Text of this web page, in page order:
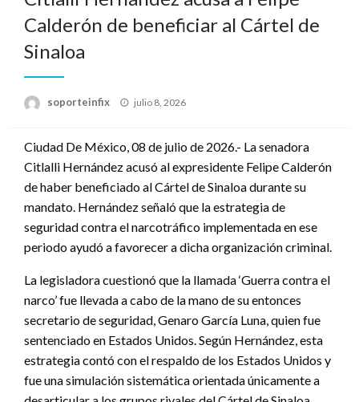
Calderón de beneficiar al Cártel de
Sinaloa
soporteinfix
Publicado
julio 8, 2026
Ciudad De México, 08 de julio de 2026.- La senadora
Citlalli Hernández acusó al expresidente Felipe Calderón
de haber beneficiado al Cártel de Sinaloa durante su
mandato. Hernández señaló que la estrategia de
seguridad contra el narcotráfico implementada en ese
periodo ayudó a favorecer a dicha organización criminal.
La legisladora cuestionó que la llamada ‘Guerra contra el
narco’ fue llevada a cabo de la mano de su entonces
secretario de seguridad, Genaro García Luna, quien fue
sentenciado en Estados Unidos. Según Hernández, esta
estrategia contó con el respaldo de los Estados Unidos y
fue una simulación sistemática orientada únicamente a